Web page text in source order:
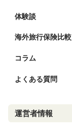
体験談
海外旅行保険比較
コラム
よくある質問
運営者情報